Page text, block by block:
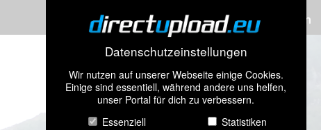
Datenschutzeinstellungen
Wir nutzen auf unserer Webseite einige Cookies.
Einige sind essentiell, während andere uns helfen,
unser Portal für dich zu verbessern.
Essenziell
Statistiken
Bilder hochladen